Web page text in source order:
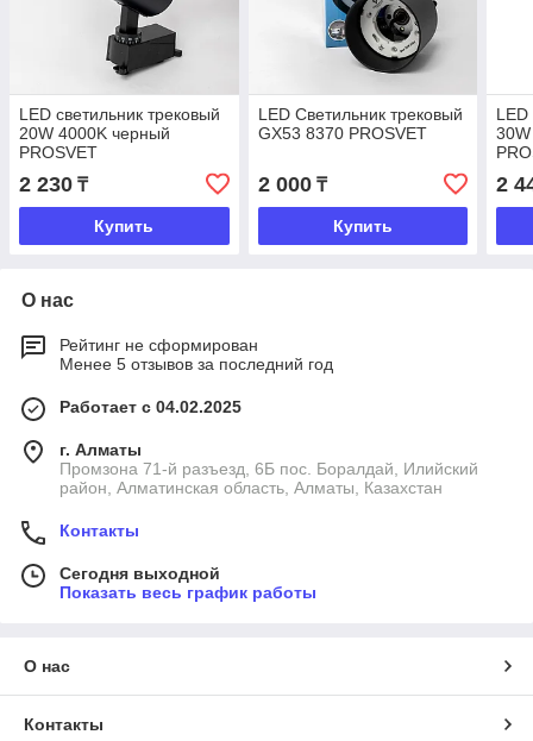
LED светильник трековый
20W 4000K черный
PROSVET
2 230 ₸
Купить
LED Светильник трековый
GX53 8370 PROSVET
2 000₸
Купить
LED
2
О нас
Рейтинг не сформирован
Менее 5 отзывов за последний год
Работает с 04.02.2025
г. Алматы
Промзона 71-й разъезд, 6Б пос. Боралдай, Илийский
район, Алматинская область, Алматы, Казахстан
Контакты
Сегодня выходной
Показать весь график работы
О нас
Контакты